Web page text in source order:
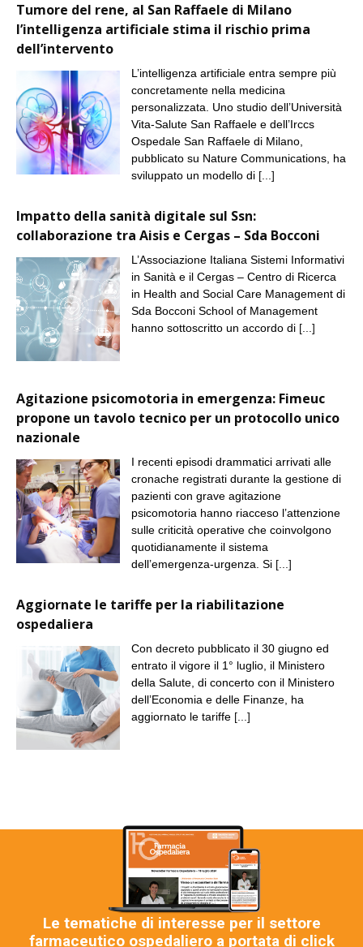
Tumore del rene, al San Raffaele di Milano
l’intelligenza artificiale stima il rischio prima
dell’intervento
L’intelligenza artificiale entra sempre più
concretamente nella medicina
personalizzata. Uno studio dell’Università
Vita-Salute San Raffaele e dell’Irccs
Ospedale San Raffaele di Milano,
pubblicato su Nature Communications, ha
sviluppato un modello di [...]
Impatto della sanità digitale sul Ssn:
collaborazione tra Aisis e Cergas – Sda Bocconi
L’Associazione Italiana Sistemi Informativi
in Sanità e il Cergas – Centro di Ricerca
in Health and Social Care Management di
Sda Bocconi School of Management
hanno sottoscritto un accordo di [...]
Agitazione psicomotoria in emergenza: Fimeuc
propone un tavolo tecnico per un protocollo unico
nazionale
I recenti episodi drammatici arrivati alle
cronache registrati durante la gestione di
pazienti con grave agitazione
psicomotoria hanno riacceso l’attenzione
sulle criticità operative che coinvolgono
quotidianamente il sistema
dell’emergenza-urgenza. Si [...]
Aggiornate le tariffe per la riabilitazione
ospedaliera
Con decreto pubblicato il 30 giugno ed
entrato il vigore il 1° luglio, il Ministero
della Salute, di concerto con il Ministero
dell’Economia e delle Finanze, ha
aggiornato le tariffe [...]
Le tematiche di interesse per il settore
farmaceutico ospedaliero a portata di click